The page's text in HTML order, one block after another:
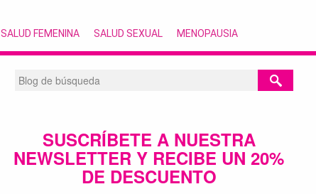
SALUD FEMENINA SALUD SEXUAL MENOPAUSIA
SUSCRÍBETE A NUESTRA
NEWSLETTER Y RECIBE UN 20%
DE DESCUENTO